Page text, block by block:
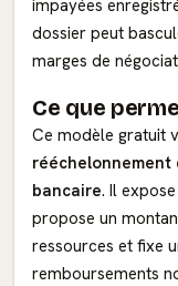
impayées
dossier peut
marges de
Ce que
Ce modèle gratuit
rééchelonnement
bancaire. Il
propose un
ressources et fixe
remboursements